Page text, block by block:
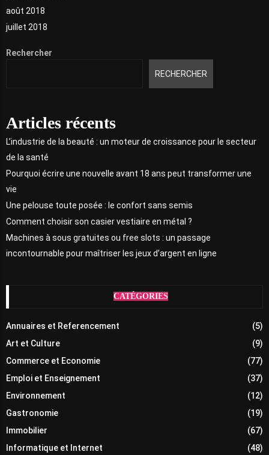
août 2018
juillet 2018
Rechercher
RECHERCHER
Articles récents
L’industrie de la beauté : un moteur de croissance pour le secteur
de la santé
Pourquoi écrire une nouvelle avant 18 ans peut transformer une
vie
Une pelouse toute posée : le confort sans semis
Comment choisir son casier vestiaire en métal ?
Machines à sous gratuites ou free slots : un passage
incontournable pour maîtriser les jeux d’argent en ligne
CATÉGORIES
Annuaires et Referencement
(5)
Art et Culture
(9)
Commerce et Economie
(77)
Emploi et Enseignement
(37)
Environnement
(12)
Gastronomie
(19)
Immobilier
(67)
Informatique et Internet
(48)